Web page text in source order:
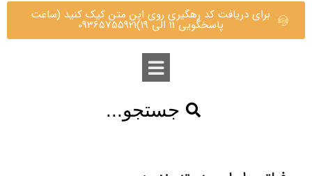
برای دریافت کد رهگیری روی این متن کیک کنید (ساعت
پاسخگویی 11 الی 19)09365755921
جستجو...